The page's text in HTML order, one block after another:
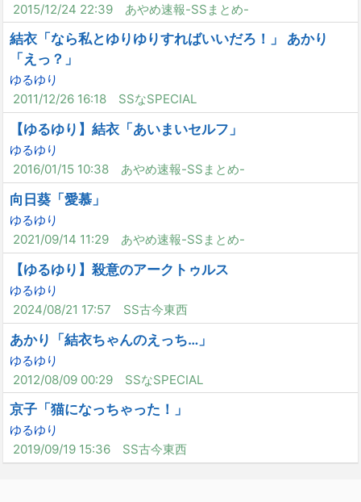
2015/12/24 22:39
あやめ速報-SSまとめ-
結衣「なら私とゆりゆりすればいいだろ！」 あかり
「えっ？」
ゆるゆり
2011/12/26 16:18
SSなSPECIAL
【ゆるゆり】結衣「あいまいセルフ」
ゆるゆり
2016/01/15 10:38
あやめ速報-SSまとめ-
向日葵「愛慕」
ゆるゆり
2021/09/14 11:29
あやめ速報-SSまとめ-
【ゆるゆり】殺意のアークトゥルス
ゆるゆり
2024/08/21 17:57
SS古今東西
あかり「結衣ちゃんのえっち…」
ゆるゆり
2012/08/09 00:29
SSなSPECIAL
京子「猫になっちゃった！」
ゆるゆり
2019/09/19 15:36
SS古今東西